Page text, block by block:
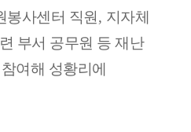
봉사센터 직원, 지자체
부서 공무원 등 재난
여해 성황리에